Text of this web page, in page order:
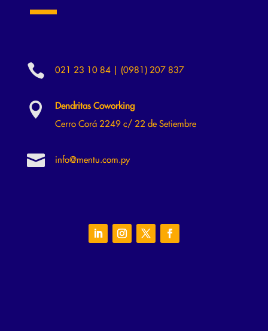
 021 23 10 84 | (0981) 207 837

Dendritas Coworking
Cerro Corá 2249 c/ 22 de Setiembre
 info@mentu.com.py